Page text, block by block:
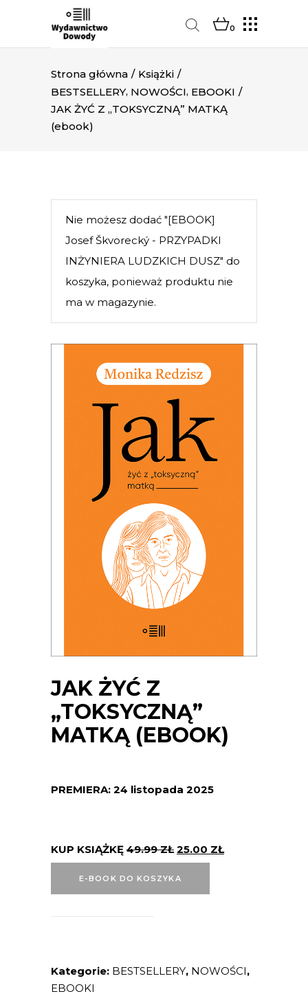
0
Strona główna / Książki /
BESTSELLERY, NOWOŚCI, EBOOKI /
JAK ŻYĆ Z „TOKSYCZNĄ” MATKĄ
(ebook)
Nie możesz dodać "[EBOOK]
Josef Škvorecký - PRZYPADKI
INŻYNIERA LUDZKICH DUSZ" do
koszyka, ponieważ produktu nie
ma w magazynie.
JAK ŻYĆ Z
„TOKSYCZNĄ”
MATKĄ (EBOOK)
PREMIERA: 24 listopada 2025
KUP KSIĄŻKĘ 49.99ZŁ 25.00 ZŁ
E-BOOK DO KOSZYKA
Kategorie: BESTSELLERY, NOWOŚCI,
EBOOKI